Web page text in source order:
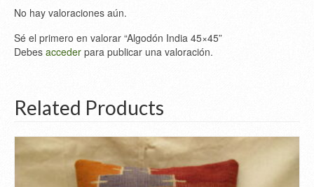
No hay valoraciones aún.
Sé el primero en valorar “Algodón India 45×45”
Debes acceder para publicar una valoración.
Related Products